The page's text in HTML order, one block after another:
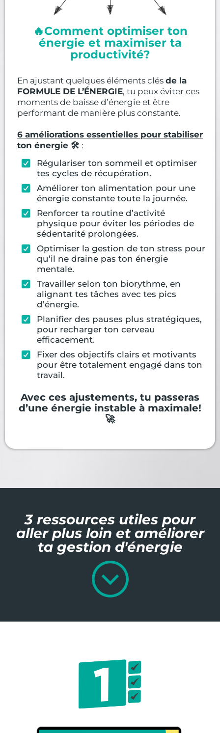
🔥Comment optimiser ton
énergie et maximiser ta
productivité?
En ajustant quelques éléments clés de la
FORMULE DE L’ÉNERGIE, tu peux éviter ces
moments de baisse d’énergie et être
performant de manière plus constante.
6 améliorations essentielles pour stabiliser
ton énergie 🛠️ :
Régulariser ton sommeil et optimiser
tes cycles de récupération.
Améliorer ton alimentation pour une
énergie constante toute la journée.
Renforcer ta routine d’activité
physique pour éviter les périodes de
sédentarité prolongées.
Optimiser la gestion de ton stress pour
qu’il ne draine pas ton énergie
mentale.
Travailler selon ton biorythme, en
alignant tes tâches avec tes pics
d’énergie.
Planifier des pauses plus stratégiques,
pour recharger ton cerveau
efficacement.
Fixer des objectifs clairs et motivants
pour être totalement engagé dans ton
travail.
Avec ces ajustements, tu passeras
d’une énergie instable à maximale!
🚀
3 ressources utiles pour
aller plus loin et améliorer
ta gestion d'énergie